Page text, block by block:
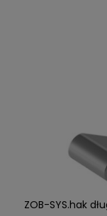
ZOB-SYS.hak